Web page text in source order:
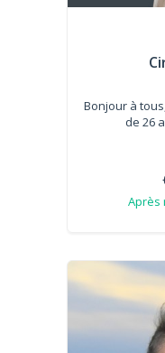
Bonjour à
de 26
Après